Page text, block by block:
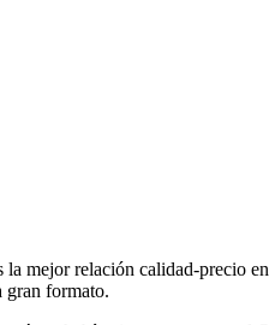
mejor relación calidad-precio
gran formato.